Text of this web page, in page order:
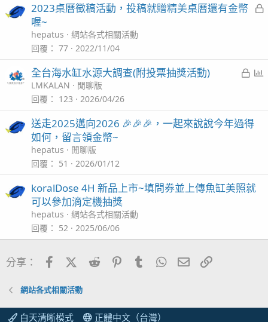
2023桌曆徵稿活動，投稿就贈精美桌曆還有金幣
喔~
hepatus
網站各式相關活動
回覆
77 2022/11/04
已
全台海水缸水源大調查(附投票抽獎活動)
LMKALAN
閒聊版
回覆
123 2026/04/26
送走2025邁向2026 🎉🎉🎉，一起來說說今年過得
如何，留言領金幣~
hepatus
閒聊版
回覆
51 2026/01/12
koralDose 4H 新品上市~填問券並上傳魚缸美照就
可以參加滴定機抽獎
hepatus
網站各式相關活動
回覆
52 2025/06/06
分享： FacebookX (Twitter)
Reddit PinterestTumblrWhatsApp電子郵件
網站各式相關活動
白天清晰模式 正體中文（台灣）